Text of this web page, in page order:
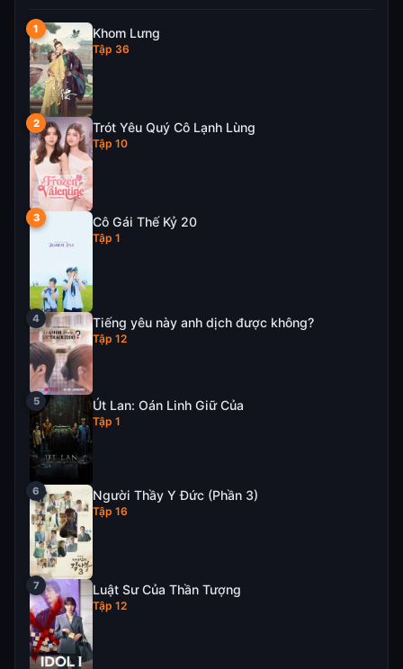
Khom Lưng
Tập 36
Trót Yêu Quý Cô Lạnh Lùng
Tập 10
Cô Gái Thế Kỷ 20
Tập 1
Tiếng yêu này anh dịch được không?
Tập 12
Út Lan: Oán Linh Giữ Của
Tập 1
Người Thầy Y Đức (Phần 3)
Tập 16
Luật Sư Của Thần Tượng
Tập 12